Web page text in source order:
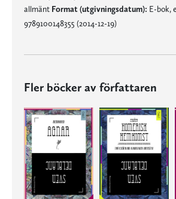
allmänt Format (utgivningsdatum): E-bok,
9789100148355 (2014-12-19)
Fler böcker av författaren